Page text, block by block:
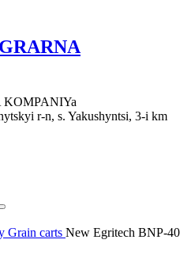
r-n, s. Yakushyntsi, 3-i km
Grain carts New Egritech BNP-40